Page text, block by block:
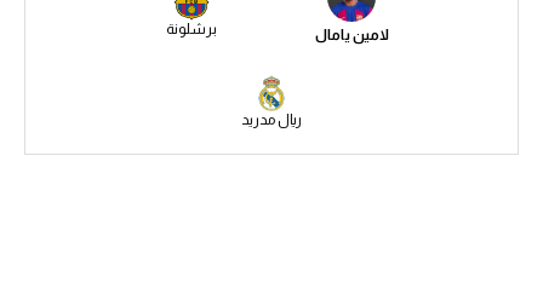
لامين يامال برشلونة
ريال مدريد